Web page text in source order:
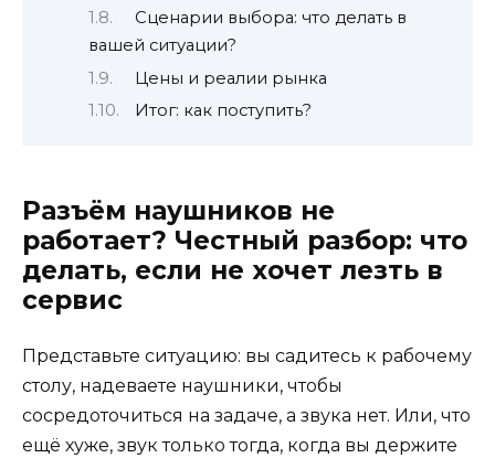
Сценарии выбора: что делать в
вашей ситуации?
Цены и реалии рынка
Итог: как поступить?
Разъём наушников не
работает? Честный разбор: что
делать, если не хочет лезть в
сервис
Представьте ситуацию: вы садитесь к рабочему
столу, надеваете наушники, чтобы
сосредоточиться на задаче, а звука нет. Или, что
ещё хуже, звук только тогда, когда вы держите